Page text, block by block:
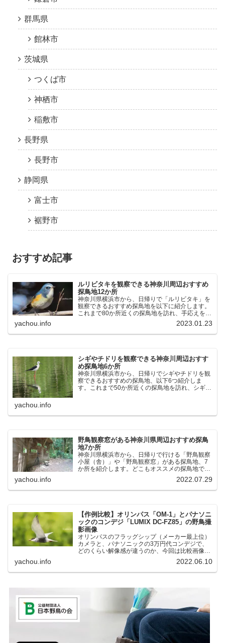
群馬県
館林市
茨城県
つくば市
神栖市
稲敷市
長野県
長野市
静岡県
富士市
裾野市
おすすめ記事
ルリビタキを観察できる神奈川周辺おすすめ
探鳥地12か所
神奈川県横浜市から、日帰りで「ルリビタキ」を
観察できるおすすめ探鳥地を以下に紹介します。
これまで80か所近くの探鳥地を訪れ、手応えを感
じた場所です。以下、★ が多いほど観察しやす
く、出現頻度が高いと感じた場所です。 北本自然
観察公園：埼玉県...
yachou.info 2023.01.23
シギやチドリを観察できる神奈川周辺おすす
め探鳥地6か所
神奈川県横浜市から、日帰りでシギやチドリを観
察できるおすすめの探鳥地、以下6つ紹介しま
す。これまで50か所近くの探鳥地を訪れ、シギや
yachou.info
野鳥観察窓がある神奈川県周辺おすすめ探鳥
地7か所
神奈川県横浜市から、日帰りで行ける「野鳥観察
小屋（舎）」や「野鳥観察窓」がある探鳥地、7
か所を紹介します。どこもオススメの探鳥地で
す。実際に訪れてみると、野山にいる野鳥、海や
湖にいる野鳥それぞれ違う観察になりました。街
中にあり、電車で行ける...
yachou.info 2022.07.29
【作例比較】オリンパス「OM-1」とパナソニ
ックのコンデジ「LUMIX DC-FZ85」の野鳥撮
影画像
オリンパスのフラッグシップ（メーカー最上位）
カメラと、パナソニックの3万円代コンデジで、
どのくらい解像感が違うのか、今回は比較画像を
紹介します。私はコンデジを愛用しているのです
が、相棒がオリンパス「OM-1」を使い始めたと
ころ、同じ被写体で...
yachou.info 2022.06.10